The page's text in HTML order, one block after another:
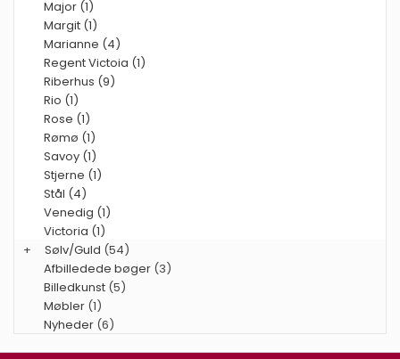
Major (1)
Margit (1)
Marianne (4)
Regent Victoia (1)
Riberhus (9)
Rio (1)
Rose (1)
Rømø (1)
Savoy (1)
Stjerne (1)
Stål (4)
Venedig (1)
Victoria (1)
+
Sølv/Guld (54)
Afbilledede bøger (3)
Billedkunst (5)
Møbler (1)
Nyheder (6)